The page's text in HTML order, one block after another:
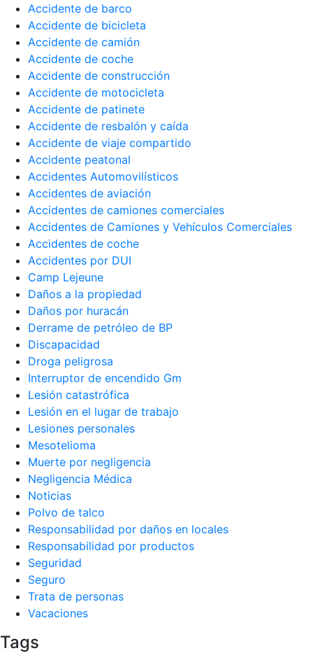
Accidente de barco
Accidente de bicicleta
Accidente de camión
Accidente de coche
Accidente de construcción
Accidente de motocicleta
Accidente de patinete
Accidente de resbalón y caída
Accidente de viaje compartido
Accidente peatonal
Accidentes Automovilísticos
Accidentes de aviación
Accidentes de camiones comerciales
Accidentes de Camiones y Vehículos Comerciales
Accidentes de coche
Accidentes por DUI
Camp Lejeune
Daños a la propiedad
Daños por huracán
Derrame de petróleo de BP
Discapacidad
Droga peligrosa
Interruptor de encendido Gm
Lesión catastrófica
Lesión en el lugar de trabajo
Lesiones personales
Mesotelioma
Muerte por negligencia
Negligencia Médica
Noticias
Polvo de talco
Responsabilidad por daños en locales
Responsabilidad por productos
Seguridad
Seguro
Trata de personas
Vacaciones
Tags